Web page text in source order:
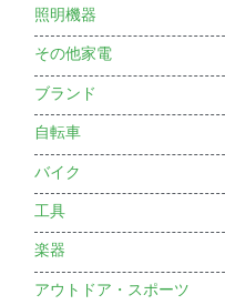
照明機器
その他家電
ブランド
自転車
バイク
工具
楽器
アウトドア・スポーツ